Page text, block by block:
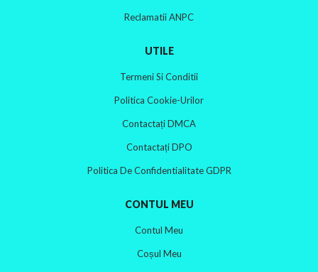
Reclamatii ANPC
UTILE
Termeni Si Conditii
Politica Cookie-Urilor
Contactați DMCA
Contactați DPO
Politica De Confidentialitate GDPR
CONTUL MEU
Contul Meu
Coșul Meu